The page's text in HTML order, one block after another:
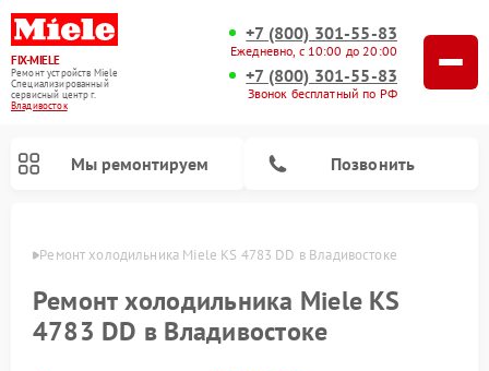
FIX-MIELE
Ремонт устройств Miele
Специализированный
cервисный центр г.
Владивосток
+7 (800) 301-55-83
Ежедневно, с 10:00 до 20:00
+7 (800) 301-55-83
Звонок бесплатный по РФ
Мы ремонтируем Позвонить
Ремонт холодильника Miele KS 4783 DD в Владивостоке
Ремонт холодильника Miele KS
4783 DD в Владивостоке